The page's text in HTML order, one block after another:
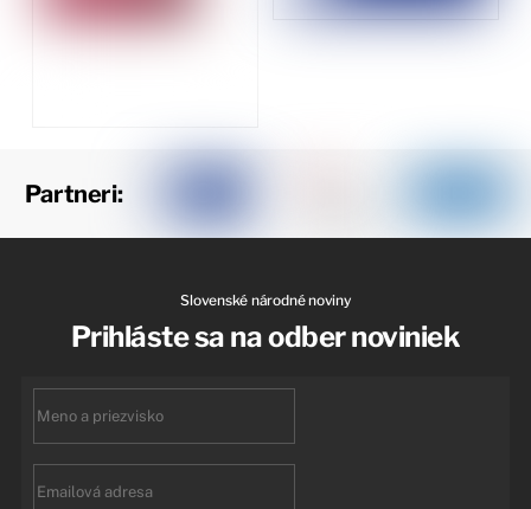
Partneri:
Slovenské národné noviny
Prihláste sa na odber noviniek